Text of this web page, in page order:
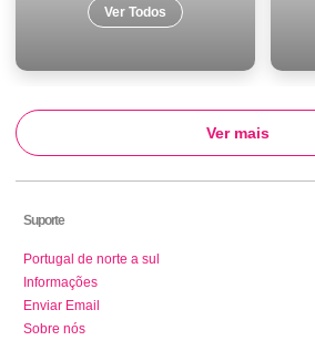
Ver Todos
Ver mais
Suporte
Portugal de norte a sul
Informações
Enviar Email
Sobre nós